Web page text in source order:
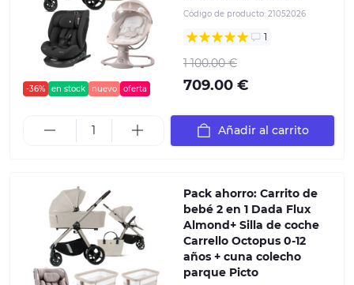
-36% en stock nuevo oferta
Código de producto: 21052026
1
1 100.00 €
709.00 €
Añadir al carrito
Pack ahorro: Carrito de
bebé 2 en 1 Dada Flux
Almond+ Silla de coche
Carrello Octopus 0-12
años + сuna colecho
parque Picto